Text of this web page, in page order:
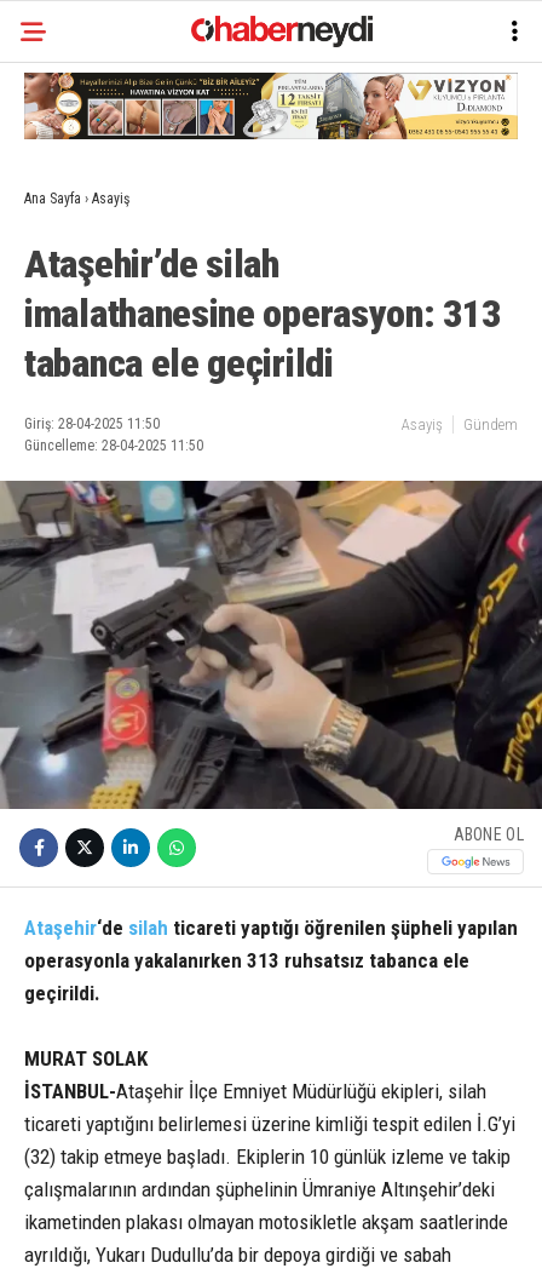
Ana Sayfa › Asayiş
Ataşehir’de silah
imalathanesine operasyon: 313
tabanca ele geçirildi
Giriş: 28-04-2025 11:50
Güncelleme: 28-04-2025 11:50
Asayiş Gündem
ABONE OL
Ataşehir‘de silah ticareti yaptığı öğrenilen şüpheli yapılan
operasyonla yakalanırken 313 ruhsatsız tabanca ele
geçirildi.
MURAT SOLAK
İSTANBUL-Ataşehir İlçe Emniyet Müdürlüğü ekipleri, silah
ticareti yaptığını belirlemesi üzerine kimliği tespit edilen İ.G’yi
(32) takip etmeye başladı. Ekiplerin 10 günlük izleme ve takip
çalışmalarının ardından şüphelinin Ümraniye Altınşehir’deki
ikametinden plakası olmayan motosikletle akşam saatlerinde
ayrıldığı, Yukarı Dudullu’da bir depoya girdiği ve sabah